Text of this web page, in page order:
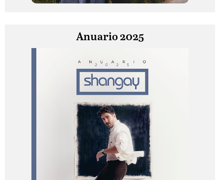
Anuario 2025